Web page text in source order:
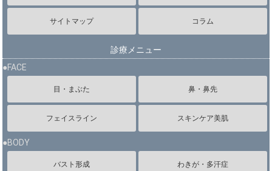
サイトマップ コラム
診療メニュー
●FACE
目・まぶた 鼻・鼻先
フェイスライン スキンケア美肌
●BODY
バスト形成 わきが・多汗症